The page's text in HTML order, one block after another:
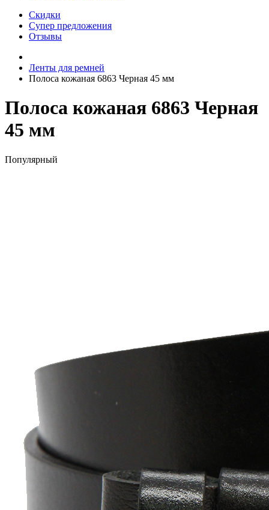
Скидки
Супер предложения
Отзывы
Ленты для ремней
Полоса кожаная 6863 Черная 45 мм
Полоса кожаная 6863 Черная
45 мм
Популярный